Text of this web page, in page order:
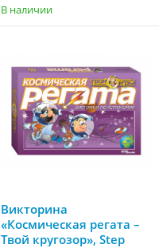
В наличии
Викторина
«Космическая регата –
Твой кругозор», Step